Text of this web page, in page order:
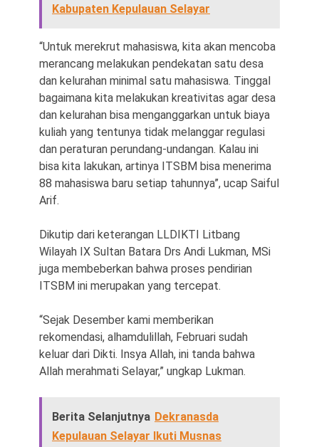
Kabupaten Kepulauan Selayar
“Untuk merekrut mahasiswa, kita akan mencoba
merancang melakukan pendekatan satu desa
dan kelurahan minimal satu mahasiswa. Tinggal
bagaimana kita melakukan kreativitas agar desa
dan kelurahan bisa menganggarkan untuk biaya
kuliah yang tentunya tidak melanggar regulasi
dan peraturan perundang-undangan. Kalau ini
bisa kita lakukan, artinya ITSBM bisa menerima
88 mahasiswa baru setiap tahunnya”, ucap Saiful
Arif.
Dikutip dari keterangan LLDIKTI Litbang
Wilayah IX Sultan Batara Drs Andi Lukman, MSi
juga membeberkan bahwa proses pendirian
ITSBM ini merupakan yang tercepat.
“Sejak Desember kami memberikan
rekomendasi, alhamdulillah, Februari sudah
keluar dari Dikti. Insya Allah, ini tanda bahwa
Allah merahmati Selayar,” ungkap Lukman.
Berita Selanjutnya Dekranasda
Kepulauan Selayar Ikuti Musnas